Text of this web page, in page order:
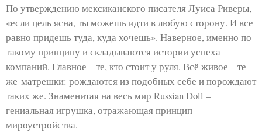
По утверждению мексиканского писателя Луиса Риверы,
«если цель ясна, ты можешь идти в любую сторону. И все
равно придешь туда, куда хочешь». Наверное, именно по
такому принципу и складываются истории успеха
компаний. Главное – те, кто стоит у руля. Всё живое – те
же матрешки: рождаются из подобных себе и порождают
таких же. Знаменитая на весь мир Russian Doll –
гениальная игрушка, отражающая принцип
мироустройства.